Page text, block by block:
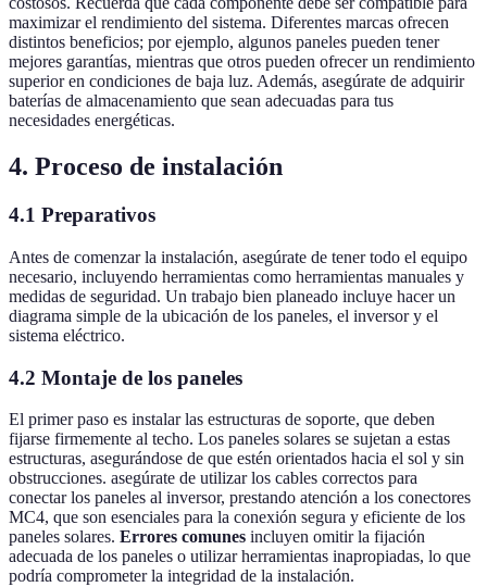
maximizar el rendimiento del sistema. Diferentes marcas ofrecen
distintos beneficios; por ejemplo, algunos paneles pueden tener
mejores garantías, mientras que otros pueden ofrecer un rendimiento
superior en condiciones de baja luz. Además, asegúrate de adquirir
baterías de almacenamiento que sean adecuadas para tus
necesidades energéticas.
4. Proceso de instalación
4.1 Preparativos
Antes de comenzar la instalación, asegúrate de tener todo el equipo
necesario, incluyendo herramientas como herramientas manuales y
medidas de seguridad. Un trabajo bien planeado incluye hacer un
diagrama simple de la ubicación de los paneles, el inversor y el
sistema eléctrico.
4.2 Montaje de los paneles
El primer paso es instalar las estructuras de soporte, que deben
fijarse firmemente al techo. Los paneles solares se sujetan a estas
estructuras, asegurándose de que estén orientados hacia el sol y sin
obstrucciones. asegúrate de utilizar los cables correctos para
conectar los paneles al inversor, prestando atención a los conectores
MC4, que son esenciales para la conexión segura y eficiente de los
paneles solares. Errores comunes incluyen omitir la fijación
adecuada de los paneles o utilizar herramientas inapropiadas, lo que
podría comprometer la integridad de la instalación.